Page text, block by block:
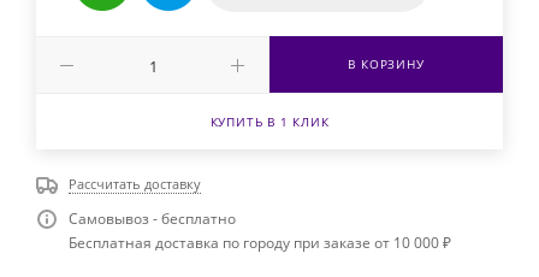
В КОРЗИНУ
КУПИТЬ В 1 КЛИК
Рассчитать доставку
Самовывоз - бесплатно
Бесплатная доставка по городу при заказе от 10 000 ₽